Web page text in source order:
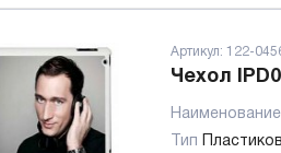
Артикул: 122-
Чехол
Наименование
Тип